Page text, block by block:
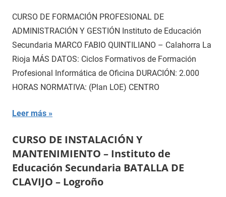
CURSO DE FORMACIÓN PROFESIONAL DE
ADMINISTRACIÓN Y GESTIÓN Instituto de Educación
Secundaria MARCO FABIO QUINTILIANO – Calahorra La
Rioja MÁS DATOS: Ciclos Formativos de Formación
Profesional Informática de Oficina DURACIÓN: 2.000
HORAS NORMATIVA: (Plan LOE) CENTRO
Leer más
CURSO DE INSTALACIÓN Y
MANTENIMIENTO – Instituto de
Educación Secundaria BATALLA DE
CLAVIJO – Logroño